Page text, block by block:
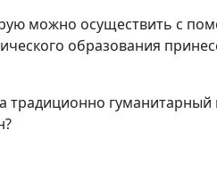
можно осуществить с
образования
традиционно гуманитарный